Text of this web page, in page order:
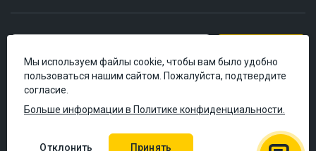
Мы используем файлы cookie, чтобы вам было удобно
пользоваться нашим сайтом. Пожалуйста, подтвердите
согласие.
Больше информации в Политике конфиденциальности.
Отклонить Принять